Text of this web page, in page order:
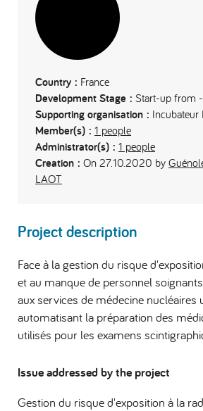
Country : France
Development Stage : Start-up from
Supporting organisation : Incubateur
Member(s) : 1 people
Administrator(s) : 1 people
Creation : On 27.10.2020 by
LAOT
Project description
Face à la gestion du risque
et au manque de personnel
aux services de médecine nucléaires
automatisant la préparation des
utilisés pour les examens
Issue addressed by the project
Gestion du risque d'exposition à la